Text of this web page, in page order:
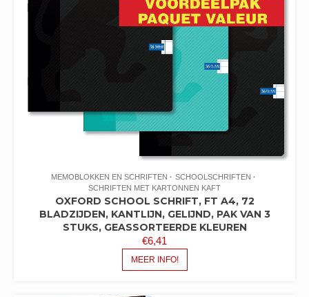
MEMOBLOKKEN EN SCHRIFTEN
SCHOOLSCHRIFTEN
SCHRIFTEN MET KARTONNEN KAFT
OXFORD SCHOOL SCHRIFT, FT A4, 72
BLADZIJDEN, KANTLIJN, GELIJND, PAK VAN 3
STUKS, GEASSORTEERDE KLEUREN
€6,41
MEER INFO!